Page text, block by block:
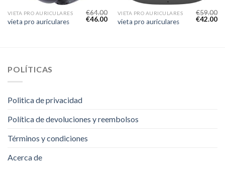
VIETA PRO AURICULARES
vieta pro auriculares
€64.00
€46.00
VIETA PRO AURICULARES
vieta pro auriculares
€59.00
€42.00
POLÍTICAS
Politica de privacidad
Política de devoluciones y reembolsos
Términos y condiciones
Acerca de